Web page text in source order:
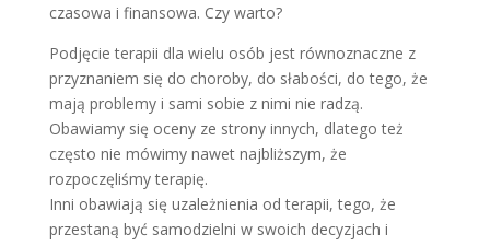
czasowa i finansowa. Czy warto?
Podjęcie terapii dla wielu osób jest równoznaczne z
przyznaniem się do choroby, do słabości, do tego, że
mają problemy i sami sobie z nimi nie radzą.
Obawiamy się oceny ze strony innych, dlatego też
często nie mówimy nawet najbliższym, że
rozpoczęliśmy terapię.
Inni obawiają się uzależnienia od terapii, tego, że
przestaną być samodzielni w swoich decyzjach i